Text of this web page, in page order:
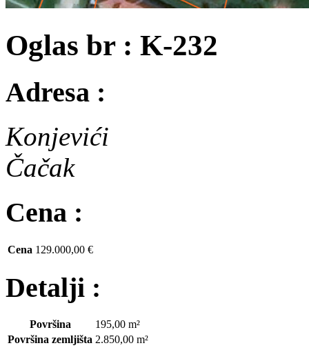
Oglas br : K-232
Adresa :
Konjevići
Čačak
Cena :
Cena 129.000,00 €
Detalji :
Površina
195,00 m²
Površina zemljišta 2.850,00 m²